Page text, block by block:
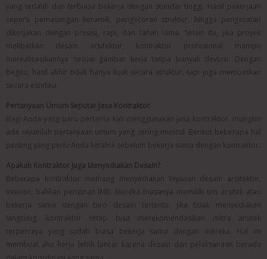
yang terlatih dan terbiasa bekerja dengan standar tinggi. Hasil pekerjaan
seperti pemasangan keramik, pengecoran struktur, hingga pengecatan
dikerjakan dengan presisi, rapi, dan tahan lama. Selain itu, jika proyek
melibatkan desain arsitektur, kontraktor profesional mampu
merealisasikannya sesuai gambar kerja tanpa banyak deviasi. Dengan
begitu, hasil akhir tidak hanya kuat secara struktur, tapi juga memuaskan
secara estetika.
Pertanyaan Umum Seputar Jasa Kontraktor
Bagi Anda yang baru pertama kali menggunakan jasa kontraktor, mungkin
ada sejumlah pertanyaan umum yang sering muncul. Berikut beberapa hal
penting yang perlu Anda ketahui sebelum bekerja sama dengan kontraktor:
Apakah Kontraktor Juga Menyediakan Desain?
Beberapa kontraktor memang menyediakan layanan desain arsitektur,
interior, bahkan perizinan IMB. Mereka biasanya memiliki tim arsitek atau
bekerja sama dengan biro desain tertentu. Jika tidak menyediakan
langsung, kontraktor tetap bisa merekomendasikan mitra arsitek
terpercaya yang sudah biasa bekerja sama dengan mereka. Hal ini
membuat alur kerja lebih lancar karena desain dan pelaksanaan berada